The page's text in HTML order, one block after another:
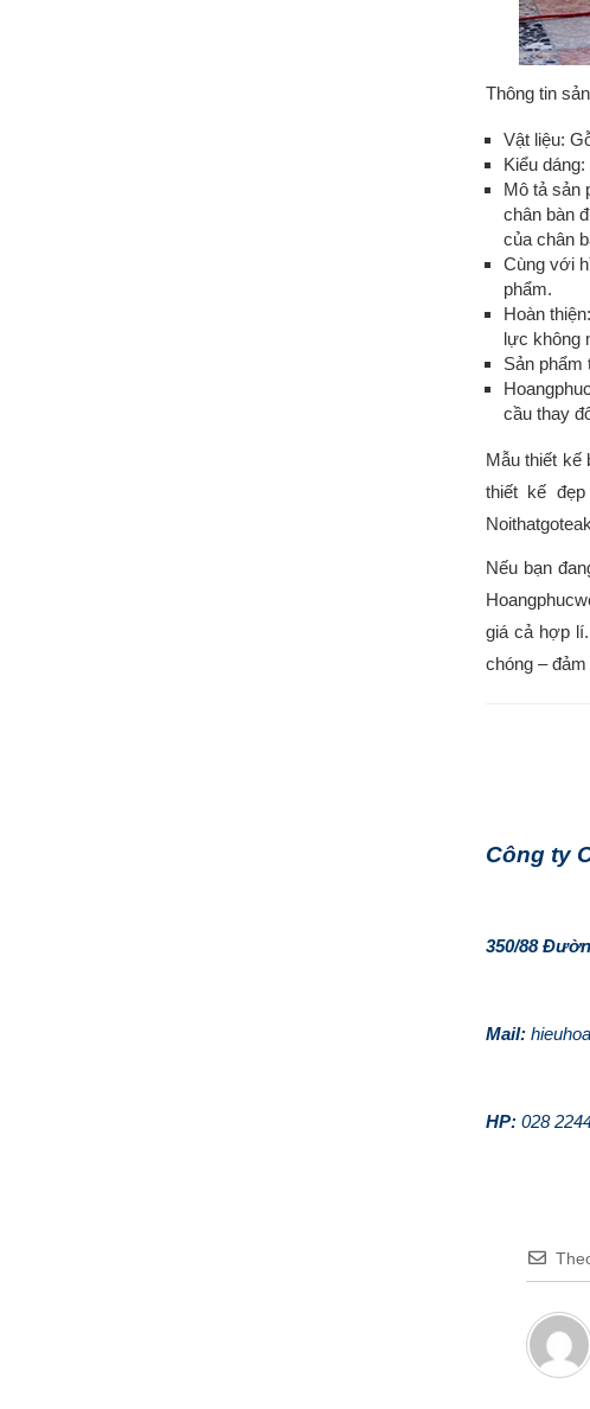
Thông tin
Vật liệu:
Kiểu
Mô tả sản
chân bàn
của chân
Cùng với
phẩm.
Hoàn
lực không
Sản
cầu thay
Mẫu thiết kế
thiết kế
Nếu bạn
giá cả hợp
chóng –
Công ty
350/88
Mail:
HP: 028